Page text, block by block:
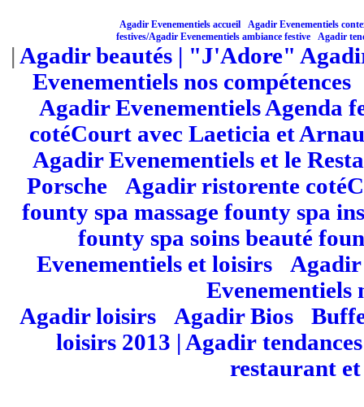
Agadir Evenementiels accueil
Agadir Evenementiels
festives/Agadir Evenementiels ambiance festive Agadir
| Agadir beautés | "J'Adore"
Evenementiels nos compétences
Agadir Evenementiels Agenda
cotéCourt avec Laeticia et
Agadir Evenementiels et le
Porsche| Agadir ristorente
founty spa massage founty spa
founty spa soins beauté
Evenementiels et loisirs
Agadir
Evenementiels
Agadir loisirs
Agadir Bios
loisirs 2013 | Agadir tendances
restaurant